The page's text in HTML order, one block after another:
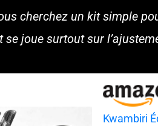
cherchez un kit simple
se joue surtout sur
Kwambiri